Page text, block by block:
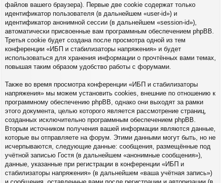
файлов вашего браузера). Первые две cookie содержат только
идентификатор пользователя (в дальнейшем «user-id») и
идентификатор анонимной сессии (в дальнейшем «session-id»),
автоматически присвоенные вам программным обеспечением phpBB.
Третья cookie будет создана после просмотра одной из тем
конференции «ИБП и стабилизаторы напряжения» и будет
использоваться для хранения информации о прочтённых вами темах,
повышая таким образом удобство работы с форумами.
Также во время просмотра конференции «ИБП и стабилизаторы
напряжения» мы можем установить cookies, внешние по отношению к
программному обеспечению phpBB, однако они выходят за рамки
этого документа, целью которого является рассмотрение страниц,
созданных исключительно программным обеспечением phpBB.
Вторым источником получения вашей информации являются данные,
которые вы отправляете на форум. Этими данными могут быть, но не
исчерпываются, следующие данные: сообщения, размещённые под
учётной записью Гостя (в дальнейшем «анонимные сообщения»),
данные, указанные при регистрации в конференции «ИБП и
стабилизаторы напряжения» (в дальнейшем «ваша учётная запись»)
и сообщения, оставленные вами после регистрации и авторизации (в